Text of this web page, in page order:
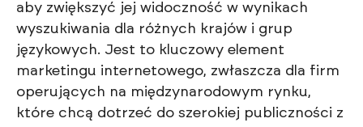
aby zwiększyć jej widoczność w wynikach
wyszukiwania dla różnych krajów i grup
językowych. Jest to kluczowy element
marketingu internetowego, zwłaszcza dla firm
operujących na międzynarodowym rynku,
które chcą dotrzeć do szerokiej publiczności z